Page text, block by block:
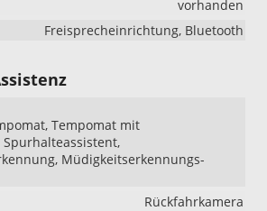
vorhanden
Freisprecheinrichtung, Bluetooth
Tempomat mit
Müdigkeitserkennungs-
Rückfahrkamera